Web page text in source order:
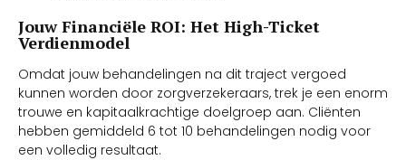
Jouw Financiële ROI: Het High-Ticket
Verdienmodel
Omdat jouw behandelingen na dit traject vergoed
kunnen worden door zorgverzekeraars, trek je een enorm
trouwe en kapitaalkrachtige doelgroep aan. Cliënten
hebben gemiddeld 6 tot 10 behandelingen nodig voor
een volledig resultaat.